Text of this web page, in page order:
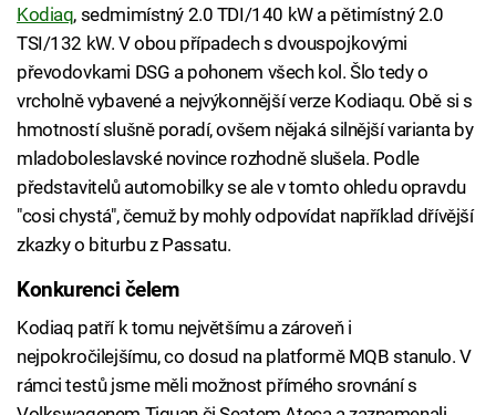
Kodiaq, sedmimístný 2.0 TDI/140 kW a pětimístný 2.0
TSI/132 kW. V obou případech s dvouspojkovými
převodovkami DSG a pohonem všech kol. Šlo tedy o
vrcholně vybavené a nejvýkonnější verze Kodiaqu. Obě si s
hmotností slušně poradí, ovšem nějaká silnější varianta by
mladoboleslavské novince rozhodně slušela. Podle
představitelů automobilky se ale v tomto ohledu opravdu
"cosi chystá", čemuž by mohly odpovídat například dřívější
zkazky o biturbu z Passatu.
Konkurenci čelem
Kodiaq patří k tomu největšímu a zároveň i
nejpokročilejšímu, co dosud na platformě MQB stanulo. V
rámci testů jsme měli možnost přímého srovnání s